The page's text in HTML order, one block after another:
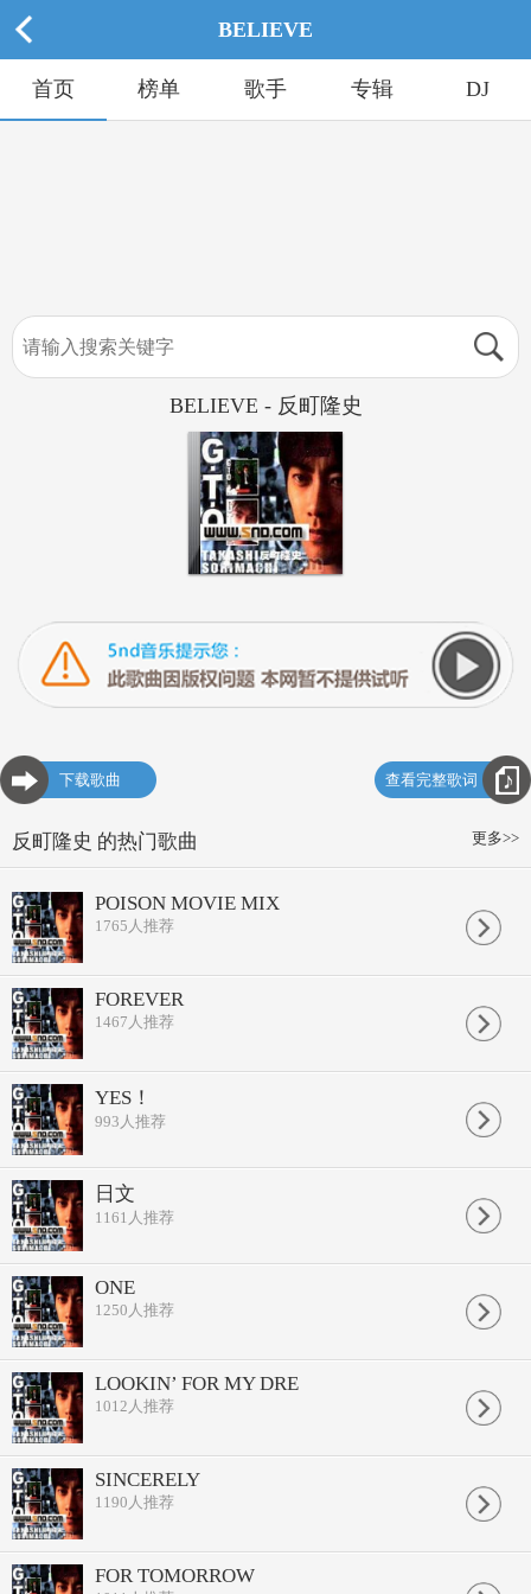
BELIEVE
首页 榜单 歌手 专辑 DJ
BELIEVE - 反町隆史
下载歌曲 查看完整歌词
更多>>
反町隆史 的热门歌曲
POISON MOVIE MIX
1765 人推荐
FOREVER
1467 人推荐
YES！
993 人推荐
日文
1161 人推荐
ONE
1250 人推荐
LOOKIN’ FOR MY DRE
1012 人推荐
SINCERELY
1190 人推荐
FOR TOMORROW